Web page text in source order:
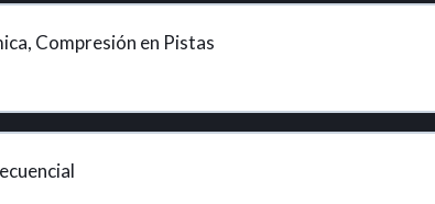
Compresión en Pistas